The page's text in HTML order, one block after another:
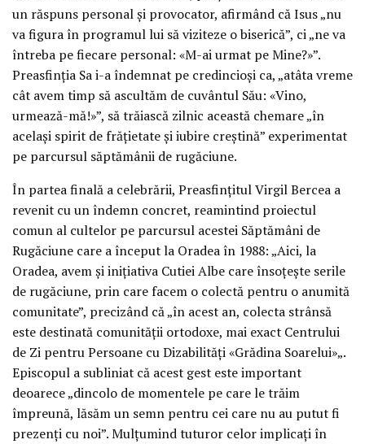
un răspuns personal și provocator, afirmând că Isus „nu
va figura în programul lui să viziteze o biserică”, ci „ne va
întreba pe fiecare personal: «M-ai urmat pe Mine?»”.
Preasfinția Sa i-a îndemnat pe credincioși ca, „atâta vreme
cât avem timp să ascultăm de cuvântul Său: «Vino,
urmează-mă!»”, să trăiască zilnic această chemare „în
același spirit de frățietate și iubire creștină” experimentat
pe parcursul săptămânii de rugăciune.
În partea finală a celebrării, Preasfințitul Virgil Bercea a
revenit cu un îndemn concret, reamintind proiectul
comun al cultelor pe parcursul acestei Săptămâni de
Rugăciune care a început la Oradea în 1988: „Aici, la
Oradea, avem și inițiativa Cutiei Albe care însoțește serile
de rugăciune, prin care facem o colectă pentru o anumită
comunitate”, precizând că „în acest an, colecta strânsă
este destinată comunității ortodoxe, mai exact Centrului
de Zi pentru Persoane cu Dizabilități «Grădina Soarelui»„.
Episcopul a subliniat că acest gest este important
deoarece „dincolo de momentele pe care le trăim
împreună, lăsăm un semn pentru cei care nu au putut fi
prezenți cu noi”. Mulțumind tuturor celor implicați în